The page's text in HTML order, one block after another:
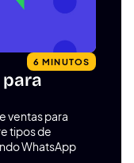
6 MINUTOS
ventas para
tipos de
WhatsApp